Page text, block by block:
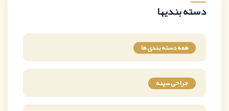
دسته بندیها
همه دسته بندی ها
جراحی سینه